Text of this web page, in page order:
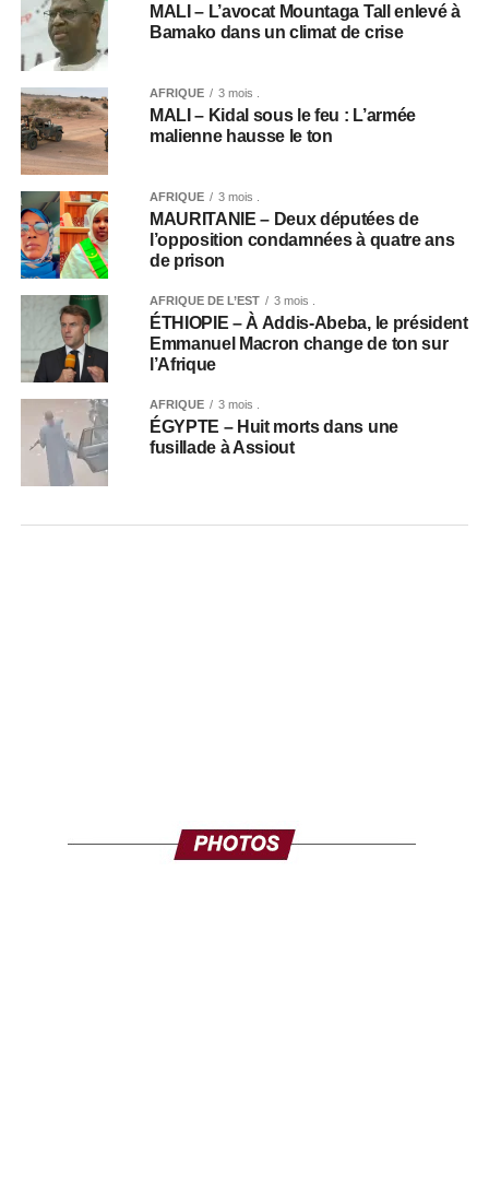
MALI – L’avocat Mountaga Tall enlevé à
Bamako dans un climat de crise
AFRIQUE 3 mois .
MALI – Kidal sous le feu : L’armée
malienne hausse le ton
AFRIQUE 3 mois .
MAURITANIE – Deux députées de
l’opposition condamnées à quatre ans
de prison
AFRIQUE DE L’EST 3 mois .
ÉTHIOPIE – À Addis-Abeba, le président
Emmanuel Macron change de ton sur
l’Afrique
AFRIQUE 3 mois .
ÉGYPTE – Huit morts dans une
fusillade à Assiout